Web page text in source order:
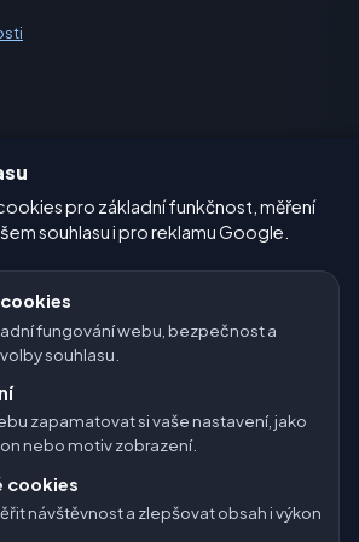
🇭🇷 Chorvatsko 🇧🇬 Bulharsko
/ Rakousko / Švýcarsko
Amerika a Španělsko
Asie
pro základní funkčnost, měření
souhlasu i pro reklamu Google.
fungování webu, bezpečnost a
souhlasu.
zapamatovat si vaše nastavení, jako
nebo motiv zobrazení.
cookies
návštěvnost a zlepšovat obsah i výkon